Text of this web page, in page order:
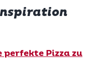
perfekte Pizza zu